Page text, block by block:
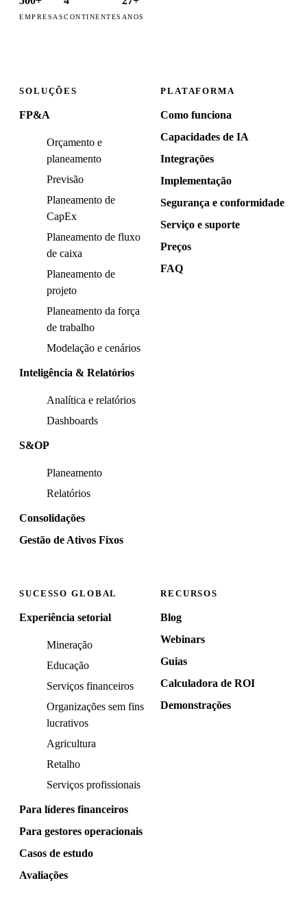
EMPRESASCONTINENTES ANOS
SOLUÇÕES
FP&A
Orçamento e
planeamento
Previsão
Planeamento de
CapEx
Planeamento de fluxo
de caixa
Planeamento de
projeto
Planeamento da força
de trabalho
Modelação e cenários
Inteligência & Relatórios
Analítica e relatórios
Dashboards
S&OP
Planeamento
Relatórios
Consolidações
Gestão de Ativos Fixos
PLATAFORMA
Como funciona
Capacidades de IA
Integrações
Implementação
Segurança e conformidade
Serviço e suporte
Preços
FAQ
SUCESSO GLOBAL
Experiência setorial
Mineração
Educação
Serviços financeiros
Organizações sem fins
lucrativos
Agricultura
Retalho
Serviços profissionais
Para líderes financeiros
Para gestores operacionais
Casos de estudo
Avaliações
RECURSOS
Blog
Webinars
Guias
Calculadora de ROI
Demonstrações